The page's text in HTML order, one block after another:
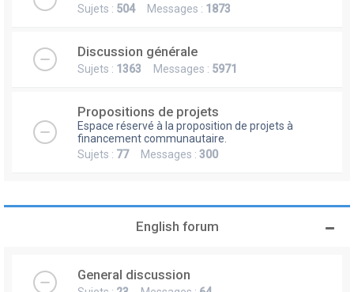
Sujets : 504Messages : 1873
Discussion générale
Sujets : 1363 Messages : 5971
Propositions de projets
Espace réservé à la proposition de projets à
financement communautaire.
Sujets : 77Messages : 300
English forum
General discussion